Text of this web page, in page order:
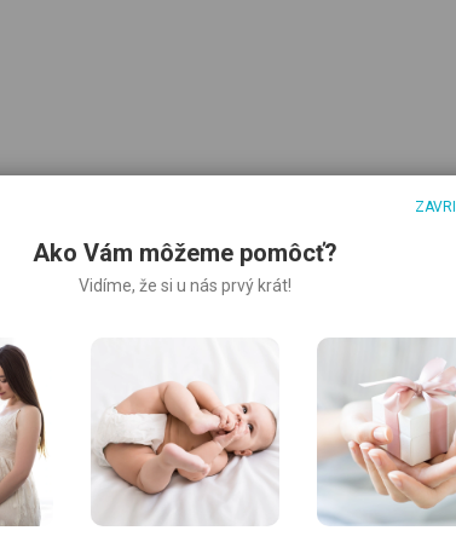
Ako Vám môžeme pomôcť?
Vidíme, že si u nás prvý krát!